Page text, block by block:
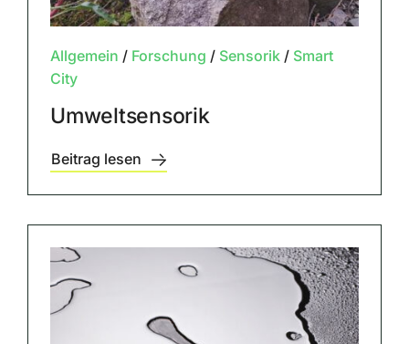
Allgemein / Forschung / Sensorik/ Smart
City
Umweltsensorik
Beitrag lesen